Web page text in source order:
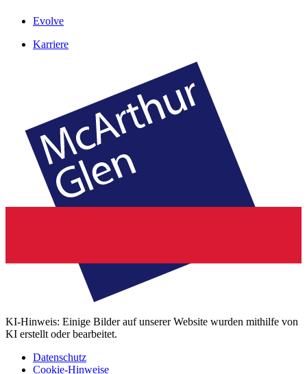
Evolve
Karriere
KI-Hinweis: Einige Bilder auf unserer Website wurden mithilfe von
KI erstellt oder bearbeitet.
Datenschutz
Cookie-Hinweise